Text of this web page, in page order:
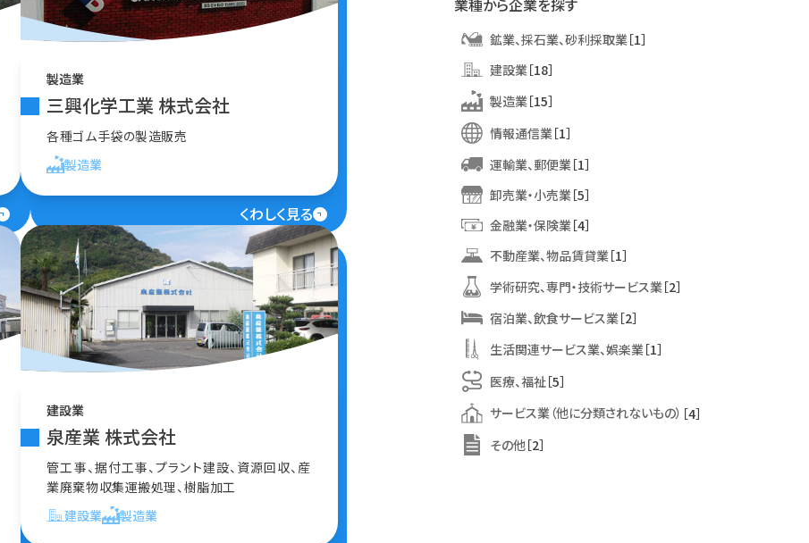
製造業
三興化学工業 株式会社
各種ゴム手袋の製造販売
製造業
くわしく見る
建設業
泉産業 株式会社
管工事、据付工事、プラント建設、資源回収、産
業廃棄物収集運搬処理、樹脂加工
建設業
製造業
業種から企業を探す
鉱業、採石業、砂利採取業［1］
建設業［18］
製造業［15］
情報通信業［1］
運輸業、郵便業［1］
卸売業・小売業［5］
金融業・保険業［4］
不動産業、物品賃貸業［1］
学術研究、専門・技術サービス業［2］
宿泊業、飲食サービス業［2］
生活関連サービス業、娯楽業［1］
医療、福祉［5］
サービス業（他に分類されないもの） ［4］
その他［2］